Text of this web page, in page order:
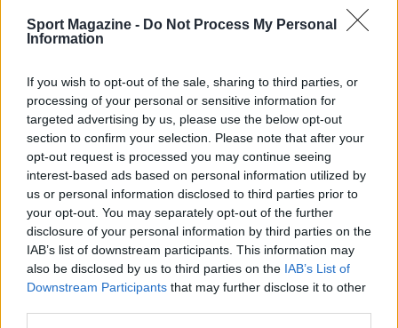
Sport Magazine - Do Not Process My Personal
Information
If you wish to opt-out of the sale, sharing to third parties, or
processing of your personal or sensitive information for
targeted advertising by us, please use the below opt-out
section to confirm your selection. Please note that after your
opt-out request is processed you may continue seeing
interest-based ads based on personal information utilized by
us or personal information disclosed to third parties prior to
your opt-out. You may separately opt-out of the further
disclosure of your personal information by third parties on the
IAB’s list of downstream participants. This information may
also be disclosed by us to third parties on the IAB’s List of
Downstream Participants that may further disclose it to other
Governo italiano insiste su neutralità tecnologica per
auto elettriche e ibride
Francesca Lombardi · 7 Ago 2026
NOTIZIE